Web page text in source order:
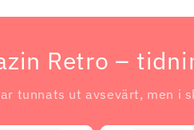
Retro –
tunnats ut avsevärt, men i